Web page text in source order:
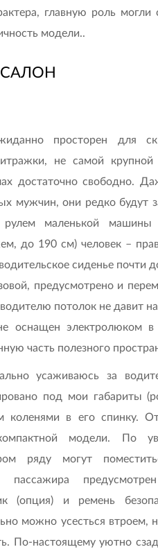
главную роль могли
модели..
САЛОН
просторен для
не самой
достаточно свободно.
мужчин, они редко будут
маленькой машины
до 190 см) человек –
сиденье почти
предусмотрено и
потолок не давит
оснащен электролюком
часть полезного
усаживаюсь за
под мои габариты
коленями в его спинку.
модели. По
ряду могут
пассажира
(опция) и ремень
можно усесться втроем,
По-настоящему уютно